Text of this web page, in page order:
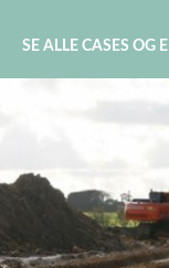
SE ALLE CASES OG